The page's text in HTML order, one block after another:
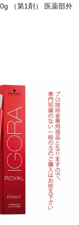
（第1剤） 医薬部外